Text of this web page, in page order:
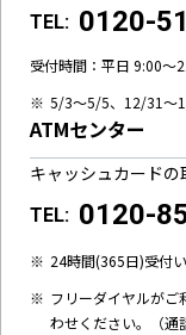
TEL: 0120-
受付時間： 平日 9:00～
5/3～5/5、12/31～
ATMセンター
キャッシュカードの
TEL: 0120-
24時間(365日)受付い
フリーダイヤルがご
わせください。（通